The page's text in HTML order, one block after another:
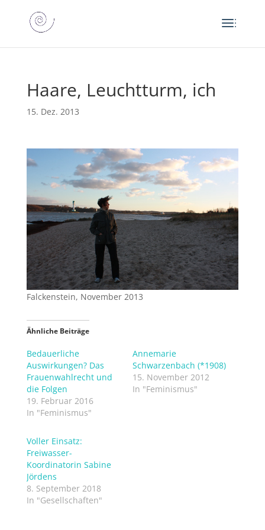
Haare, Leuchtturm, ich
15. Dez. 2013
Falckenstein, November 2013
Ähnliche Beiträge
Bedauerliche
Auswirkungen? Das
Frauenwahlrecht und
die Folgen
19. Februar 2016
In "Feminismus"
Annemarie
Schwarzenbach (*1908)
15. November 2012
In "Feminismus"
Voller Einsatz:
Freiwasser-
Koordinatorin Sabine
Jördens
8. September 2018
In "Gesellschaften"